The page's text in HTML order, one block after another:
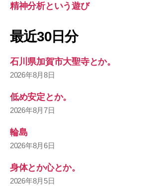
精神分析という遊び
最近30日分
石川県加賀市大聖寺とか。
2026年8月8日
低め安定とか。
2026年8月7日
輪島
2026年8月6日
身体とか心とか。
2026年8月5日